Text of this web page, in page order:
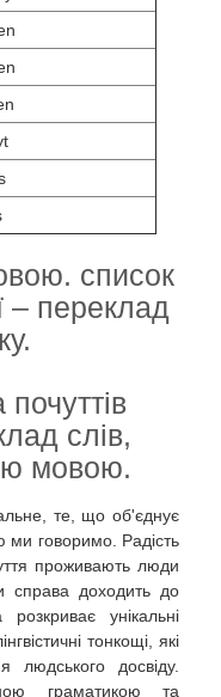
список
– переклад
слів,
мовою.
те, що об'єднує
ми говоримо. Радість
проживають люди
справа доходить до
унікальні
тонкощі, які
людського досвіду.
граматикою та